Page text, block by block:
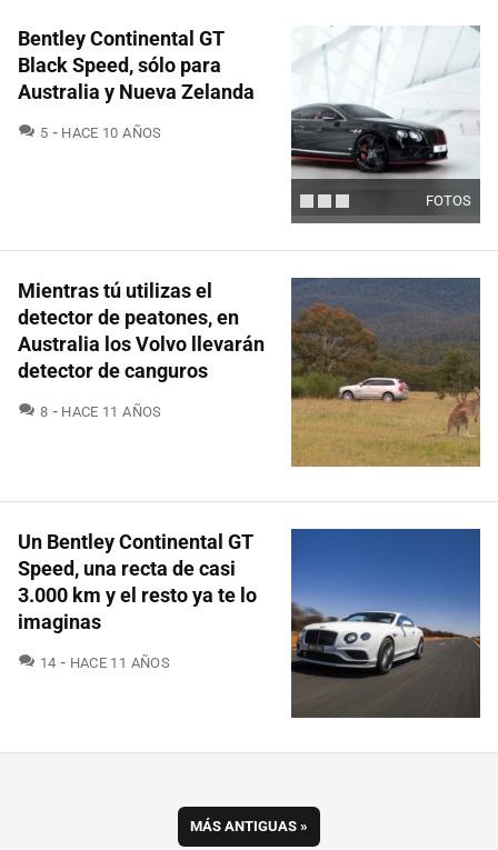
FOTOS
Bentley Continental GT
Black Speed, sólo para
Australia y Nueva Zelanda
5 COMENTARIOS
HACE 10 AÑOS
Mientras tú utilizas el
detector de peatones, en
Australia los Volvo llevarán
detector de canguros
8 COMENTARIOS
HACE 11 AÑOS
Un Bentley Continental GT
Speed, una recta de casi
3.000 km y el resto ya te lo
imaginas
14 COMENTARIOS
HACE 11 AÑOS
MÁS ANTIGUAS »